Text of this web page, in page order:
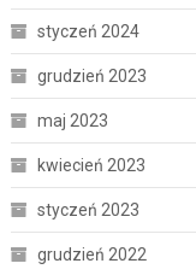
styczeń 2024
grudzień 2023
maj 2023
kwiecień 2023
styczeń 2023
grudzień 2022